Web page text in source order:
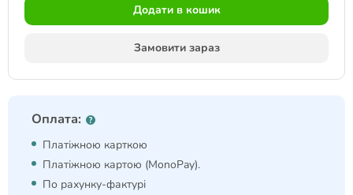
Додати в кошик
Замовити зараз
Оплата:
Платіжною карткою
Платіжною картою (MonoPay).
По рахунку-фактурі